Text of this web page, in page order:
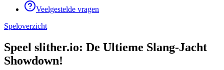
Veelgestelde vragen
Speloverzicht
Speel slither.io: De Ultieme Slang-Jacht
Showdown!